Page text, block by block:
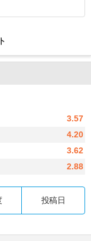
3.57
4.20
3.62
2.88
投稿日